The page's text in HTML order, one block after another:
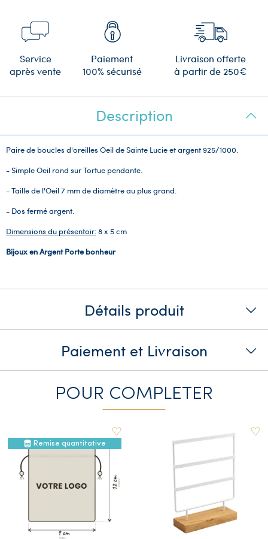
Service
après vente
Paiement
100% sécurisé
Livraison offerte
à partir de 250€
Description
Paire de boucles d'oreilles Oeil de Sainte Lucie et argent 925/1000.
- Simple Oeil rond sur Tortue pendante.
- Taille de l'Oeil 7 mm de diamètre au plus grand.
- Dos fermé argent.
Dimensions du présentoir:8 x 5 cm
Bijoux en Argent Porte bonheur
Détails produit
Paiement et Livraison
POUR COMPLETER
Remise quantitative